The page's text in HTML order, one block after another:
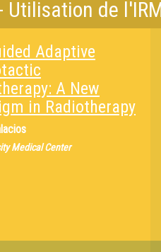
Utilisation de
Adaptive
A New
in Radiotherapy
Medical Center